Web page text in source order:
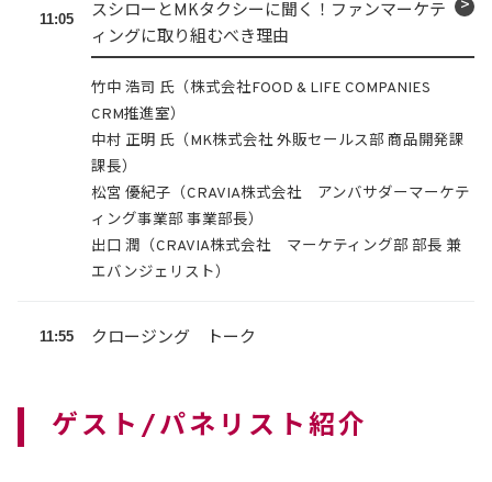
11:05
スシローとMKタクシーに聞く！ファンマーケテ
ィングに取り組むべき理由
竹中 浩司 氏（株式会社FOOD & LIFE COMPANIES
CRM推進室）
中村 正明 氏（MK株式会社 外販セールス部 商品開発課
課長）
松宮 優紀子（CRAVIA株式会社 アンバサダーマーケテ
ィング事業部 事業部長）
出口 潤（CRAVIA株式会社 マーケティング部 部長 兼
エバンジェリスト）
11:55 クロージング トーク
ゲスト/パネリスト紹介